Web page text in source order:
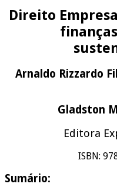
Direito
Arnaldo Rizzardo
Gladston
Editora
ISBN:
Sumário: